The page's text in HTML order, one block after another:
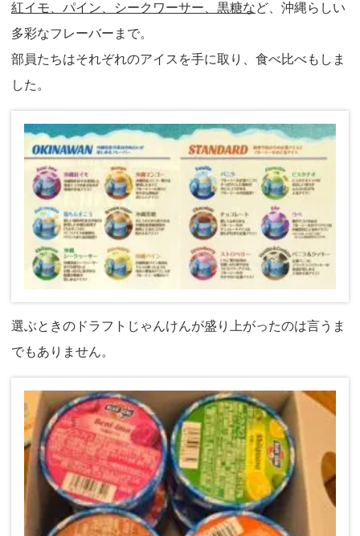
紅イモ、パイン、シークワーサー、黒糖など、沖縄らしい
多彩なフレーバーまで。
部員たちはそれぞれのアイスを手に取り、食べ比べもしま
した。
選ぶときのドラフトじゃんけんが盛り上がったのは言うま
でもありません。